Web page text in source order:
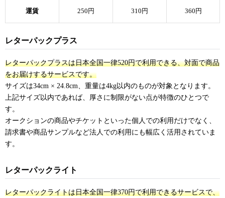
運賃 250円 310円 360円
レターパックプラス
レターパックプラスは日本全国一律520円で利用できる、対面で商品
をお届けするサービスです。
サイズは34cm × 24.8cm、重量は4kg以内のものが対象となります。
上記サイズ以内であれば、厚さに制限がない点が特徴のひとつで
す。
オークションの商品やチケットといった個人での利用だけでなく、
請求書や商品サンプルなど法人での利用にも幅広く活用されていま
す。
レターパックライト
レターパックライトは日本全国一律370円で利用できるサービスで、